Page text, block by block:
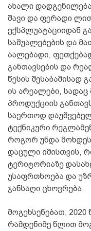
ახალი
შავი და ფერადი
ექსპლუატაციიდან
საშუალებების და
აალებადი,
განთავსების და
წესის შესაბამისად
ის არეალები, სადაც
პროდუქციის
საერთოდ
ტექნიკური
როგორ უნდა მოხდეს
დაცული იმისთვის,
ტერიტორიაზე
უსაფრთხოება და
ჯანსაღი ცხოვრება.
მოგეხსენებათ,
რამდენიმე წლით